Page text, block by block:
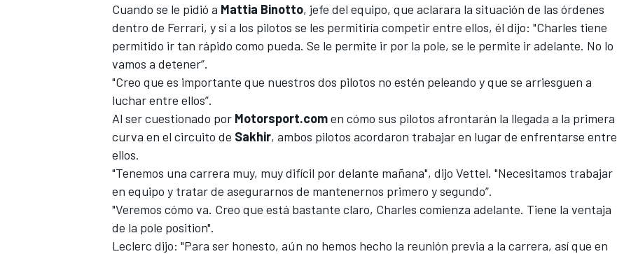
FÓRMULA E
WRC
Cuando se le pidió a Mattia Binotto, jefe del equipo, que aclarara la situación de las órdenes
dentro de Ferrari, y si a los pilotos se les permitiría competir entre ellos, él dijo: "Charles tiene
permitido ir tan rápido como pueda. Se le permite ir por la pole, se le permite ir adelante. No lo
vamos a detener”.
"Creo que es importante que nuestros dos pilotos no estén peleando y que se arriesguen a
luchar entre ellos”.
Al ser cuestionado por Motorsport.comen cómo sus pilotos afrontarán la llegada a la primera
curva en el circuito de Sakhir, ambos pilotos acordaron trabajar en lugar de enfrentarse entre
ellos.
"Tenemos una carrera muy, muy difícil por delante mañana", dijo Vettel. "Necesitamos trabajar
en equipo y tratar de asegurarnos de mantenernos primero y segundo”.
"Veremos cómo va. Creo que está bastante claro, Charles comienza adelante. Tiene la ventaja
de la pole position".
Leclerc dijo: "Para ser honesto, aún no hemos hecho la reunión previa a la carrera, así que en